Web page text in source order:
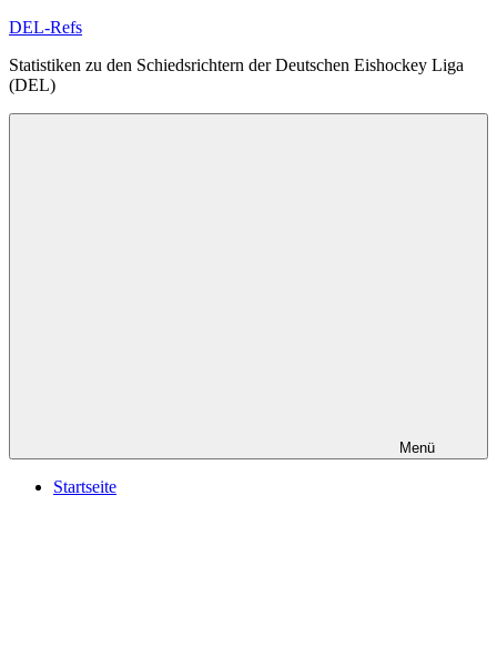
Zum
springen
DEL-Refs
Statistiken zu den Schiedsrichtern der Deutschen Eishockey Liga
(DEL)
Menü
Startseite